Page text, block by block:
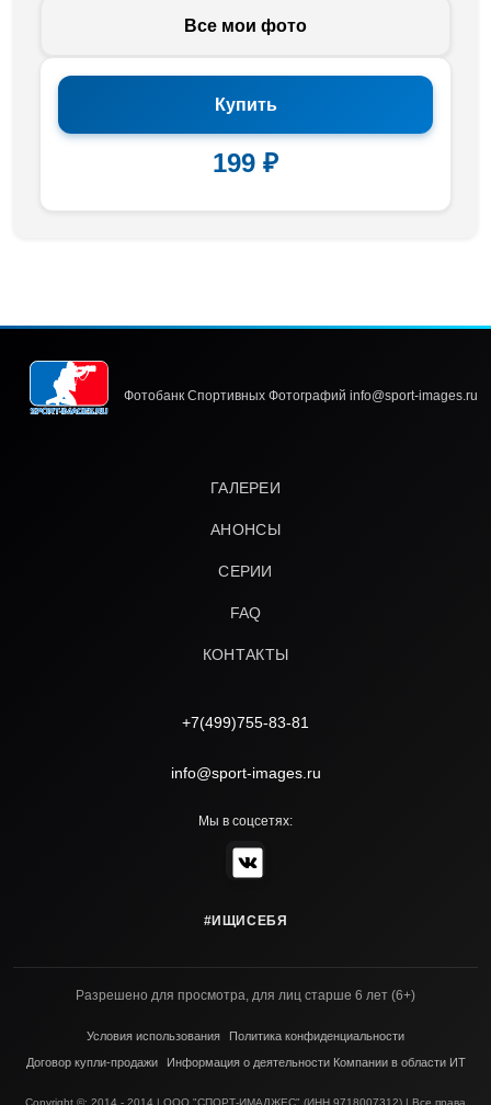
Все мои фото
Купить
199 ₽
Фотобанк Спортивных Фотографий info@sport-images.ru
ГАЛЕРЕИ
АНОНСЫ
СЕРИИ
FAQ
КОНТАКТЫ
+7(499)755-83-81
info@sport-images.ru
Мы в соцсетях:
#ИЩИСЕБЯ
Разрешено для просмотра, для лиц старше 6 лет (6+)
Условия использования
Политика конфиденциальности
Договор купли-продажи
Информация о деятельности Компании в области ИТ
Copyright ©; 2014 - 2014 | ООО "СПОРТ-ИМАДЖЕС" (ИНН 9718007312) | Все права